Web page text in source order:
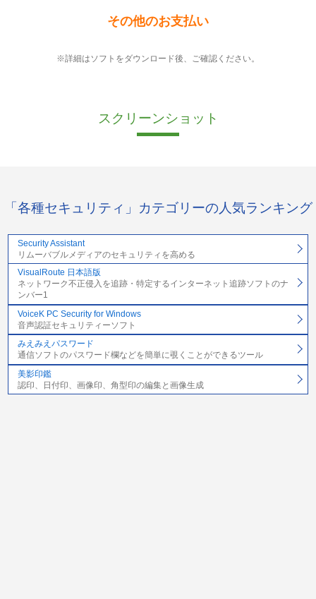
その他のお支払い
※詳細はソフトをダウンロード後、ご確認ください。
スクリーンショット
「各種セキュリティ」カテゴリーの人気ランキング
Security Assistant
リムーバブルメディアのセキュリティを高める
VisualRoute 日本語版
ネットワーク不正侵入を追跡・特定するインターネット追跡ソフトのナ
ンバー1
VoiceK PC Security for Windows
音声認証セキュリティーソフト
みえみえパスワード
通信ソフトのパスワード欄などを簡単に覗くことができるツール
美影印鑑
認印、日付印、画像印、角型印の編集と画像生成